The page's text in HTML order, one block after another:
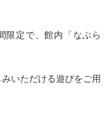
限定で、館内「なぶら
いただける遊びをご用